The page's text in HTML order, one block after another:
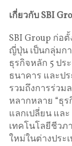
เกี่ยวกับ SBI
SBI Group ก่อ
ญี่ปุ่น เป็นกลุ่มก
ธุรกิจหลัก 5 ปร
ธนาคาร และป
รวมถึงการร่วม
หลากหลาย “ธุ
แลกเปลี่ยน แล
เทคโนโลยีชีวภ
ใหม่ในต่างประ